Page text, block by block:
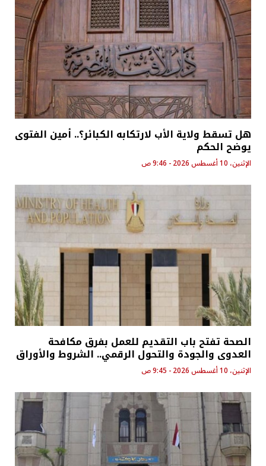
هل تسقط ولاية الأب لارتكابه الكبائر؟.. أمين الفتوى
يوضح الحكم
الإثنين، 10 أغسطس 2026 - 9:46 ص
الصحة تفتح باب التقديم للعمل بفرق مكافحة
العدوى والجودة والتحول الرقمي.. الشروط والأوراق
الإثنين، 10 أغسطس 2026 - 9:45 ص